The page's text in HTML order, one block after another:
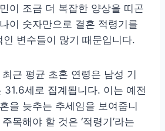
이 조금 더 복잡한 양상을 띠곤
이 숫자만으로 결혼 적령기를
변수들이 많기 때문입니다.
근 평균 초혼 연령은 남성 기
세로 집계됩니다. 이는 예전
을 늦추는 추세임을 보여줍니
목해야 할 것은 ‘적령기’라는